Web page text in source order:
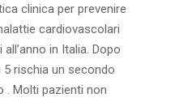
clinica per prevenire
cardiovascolari
in Italia. Dopo
rischia un secondo
. Molti pazienti non